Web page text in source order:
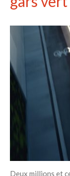
Deux millions et